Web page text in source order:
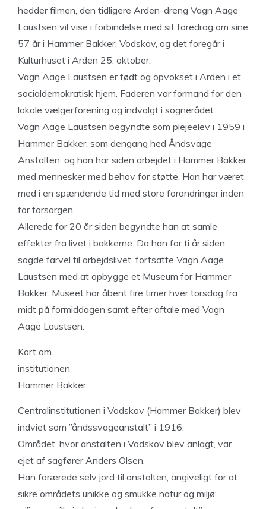
hedder filmen, den tidligere Arden-dreng Vagn Aage
Laustsen vil vise i forbindelse med sit foredrag om sine
57 år i Hammer Bakker, Vodskov, og det foregår i
Kulturhuset i Arden 25. oktober.
Vagn Aage Laustsen er født og opvokset i Arden i et
socialdemokratisk hjem. Faderen var formand for den
lokale vælgerforening og indvalgt i sognerådet.
Vagn Aage Laustsen begyndte som plejeelev i 1959 i
Hammer Bakker, som dengang hed Åndsvage
Anstalten, og han har siden arbejdet i Hammer Bakker
med mennesker med behov for støtte. Han har været
med i en spændende tid med store forandringer inden
for forsorgen.
Allerede for 20 år siden begyndte han at samle
effekter fra livet i bakkerne. Da han for ti år siden
sagde farvel til arbejdslivet, fortsatte Vagn Aage
Laustsen med at opbygge et Museum for Hammer
Bakker. Museet har åbent fire timer hver torsdag fra
midt på formiddagen samt efter aftale med Vagn
Aage Laustsen.
Kort om
institutionen
Hammer Bakker
Centralinstitutionen i Vodskov (Hammer Bakker) blev
indviet som ”åndssvageanstalt” i 1916.
Området, hvor anstalten i Vodskov blev anlagt, var
ejet af sagfører Anders Olsen.
Han forærede selv jord til anstalten, angiveligt for at
sikre områdets unikke og smukke natur og miljø;